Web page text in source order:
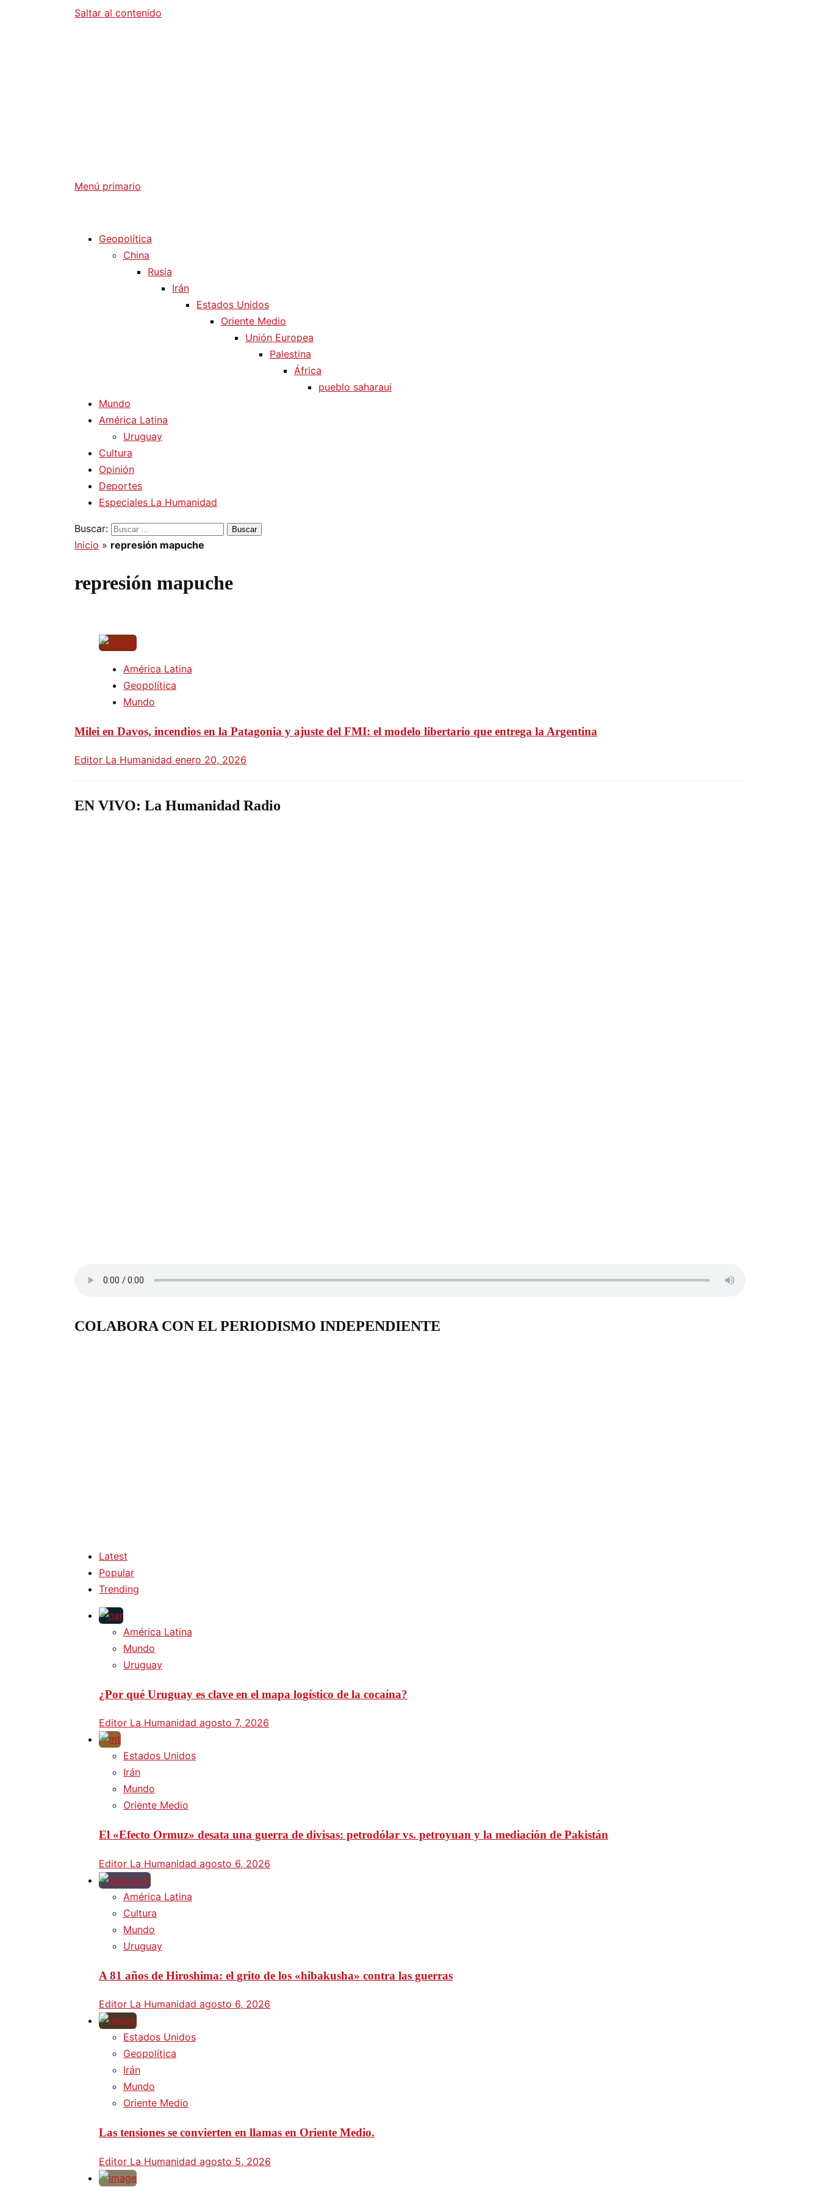
Saltar al contenido
Menú primario
Geopolítica
China
Rusia
Irán
Estados Unidos
Oriente Medio
Unión Europea
Palestina
África
pueblo saharaui
Mundo
América Latina
Uruguay
Cultura
Opinión
Deportes
Especiales La Humanidad
Buscar:
Inicio » represión mapuche
represión mapuche
América Latina
Geopolítica
Mundo
Milei en Davos, incendios en la Patagonia y ajuste del FMI: el modelo libertario que entrega la Argentina
Editor La Humanidad enero 20, 2026
EN VIVO: La Humanidad Radio
COLABORA CON EL PERIODISMO INDEPENDIENTE
Latest
Popular
Trending
América Latina
Mundo
Uruguay
¿Por qué Uruguay es clave en el mapa logístico de la cocaína?
Editor La Humanidad agosto 7, 2026
Estados Unidos
Irán
Mundo
Oriente Medio
El «Efecto Ormuz» desata una guerra de divisas: petrodólar vs. petroyuan y la mediación de Pakistán
Editor La Humanidad agosto 6, 2026
América Latina
Cultura
Mundo
Uruguay
A 81 años de Hiroshima: el grito de los «hibakusha» contra las guerras
Editor La Humanidad agosto 6, 2026
Estados Unidos
Geopolítica
Irán
Mundo
Oriente Medio
Las tensiones se convierten en llamas en Oriente Medio.
Editor La Humanidad agosto 5, 2026